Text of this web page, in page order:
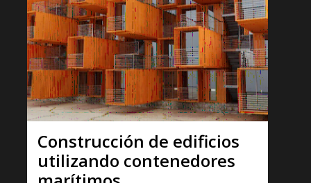
Construcción de edificios
utilizando contenedores